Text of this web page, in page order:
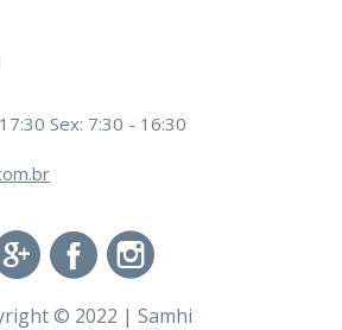
Sex: 7:30 - 16:30
© 2022 | Samhi